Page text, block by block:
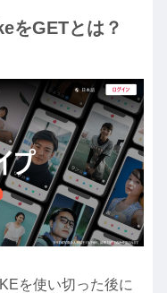
をGETとは？
を使い切った後に